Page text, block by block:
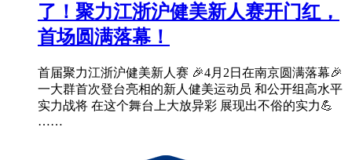
了！聚力江浙沪健美新人赛开门红，
首场圆满落幕！
首届聚力江浙沪健美新人赛 🎉4月2日在南京圆满落幕🎉
一大群首次登台亮相的新人健美运动员 和公开组高水平
实力战将 在这个舞台上大放异彩 展现出不俗的实力💪
……